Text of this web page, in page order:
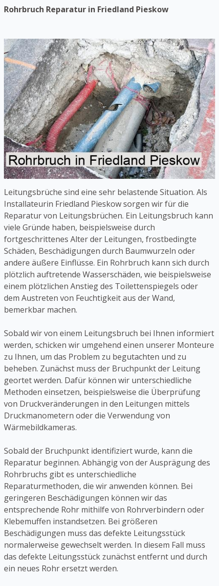
Rohrbruch Reparatur in Friedland Pieskow
Leitungsbrüche sind eine sehr belastende Situation. Als
Installateurin Friedland Pieskow sorgen wir für die
Reparatur von Leitungsbrüchen. Ein Leitungsbruch kann
viele Gründe haben, beispielsweise durch
fortgeschrittenes Alter der Leitungen, frostbedingte
Schäden, Beschädigungen durch Baumwurzeln oder
andere äußere Einflüsse. Ein Rohrbruch kann sich durch
plötzlich auftretende Wasserschäden, wie beispielsweise
einem plötzlichen Anstieg des Toilettenspiegels oder
dem Austreten von Feuchtigkeit aus der Wand,
bemerkbar machen.
Sobald wir von einem Leitungsbruch bei Ihnen informiert
werden, schicken wir umgehend einen unserer Monteure
zu Ihnen, um das Problem zu begutachten und zu
beheben. Zunächst muss der Bruchpunkt der Leitung
geortet werden. Dafür können wir unterschiedliche
Methoden einsetzen, beispielsweise die Überprüfung
von Druckveränderungen in den Leitungen mittels
Druckmanometern oder die Verwendung von
Wärmebildkameras.
Sobald der Bruchpunkt identifiziert wurde, kann die
Reparatur beginnen. Abhängig von der Ausprägung des
Rohrbruchs gibt es unterschiedliche
Reparaturmethoden, die wir anwenden können. Bei
geringeren Beschädigungen können wir das
entsprechende Rohr mithilfe von Rohrverbindern oder
Klebemuffen instandsetzen. Bei größeren
Beschädigungen muss das defekte Leitungsstück
normalerweise gewechselt werden. In diesem Fall muss
das defekte Leitungsstück zunächst entfernt und durch
ein neues Rohr ersetzt werden.